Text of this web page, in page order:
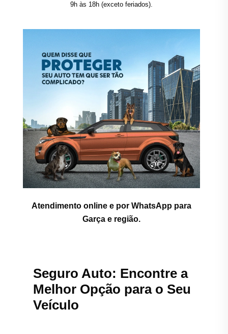
9h às 18h (exceto feriados).
Atendimento online e por WhatsApp para
Garça e região.
Seguro Auto: Encontre a
Melhor Opção para o Seu
Veículo